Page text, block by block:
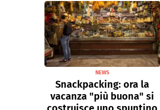
NEWS
Snackpacking: ora la
vacanza "più buona" si